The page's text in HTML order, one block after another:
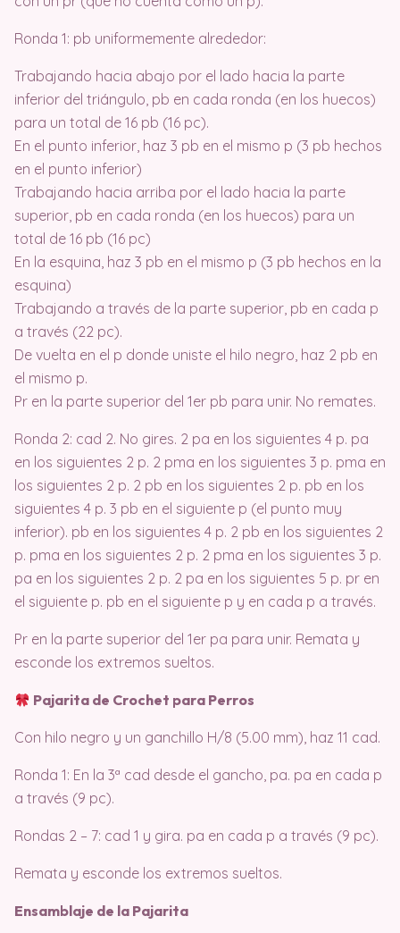
Ronda 1: pb uniformemente alrededor:
Trabajando hacia abajo por el lado hacia la parte
inferior del triángulo, pb en cada ronda (en los huecos)
para un total de 16 pb (16 pc).
En el punto inferior, haz 3 pb en el mismo p (3 pb hechos
en el punto inferior)
Trabajando hacia arriba por el lado hacia la parte
superior, pb en cada ronda (en los huecos) para un
total de 16 pb (16 pc)
En la esquina, haz 3 pb en el mismo p (3 pb hechos en la
esquina)
Trabajando a través de la parte superior, pb en cada p
a través (22 pc).
De vuelta en el p donde uniste el hilo negro, haz 2 pb en
el mismo p.
Pr en la parte superior del 1er pb para unir. No remates.
Ronda 2: cad 2. No gires. 2 pa en los siguientes 4 p. pa
en los siguientes 2 p. 2 pma en los siguientes 3 p. pma en
los siguientes 2 p. 2 pb en los siguientes 2 p. pb en los
siguientes 4 p. 3 pb en el siguiente p (el punto muy
inferior). pb en los siguientes 4 p. 2 pb en los siguientes 2
p. pma en los siguientes 2 p. 2 pma en los siguientes 3 p.
pa en los siguientes 2 p. 2 pa en los siguientes 5 p. pr en
el siguiente p. pb en el siguiente p y en cada p a través.
Pr en la parte superior del 1er pa para unir. Remata y
esconde los extremos sueltos.
Pajarita de Crochet para Perros
Con hilo negro y un ganchillo H/8 (5.00 mm), haz 11 cad.
Ronda 1: En la 3ª cad desde el gancho, pa. pa en cada p
a través (9 pc).
Rondas 2 – 7: cad 1 y gira. pa en cada p a través (9 pc).
Remata y esconde los extremos sueltos.
Ensamblaje de la Pajarita